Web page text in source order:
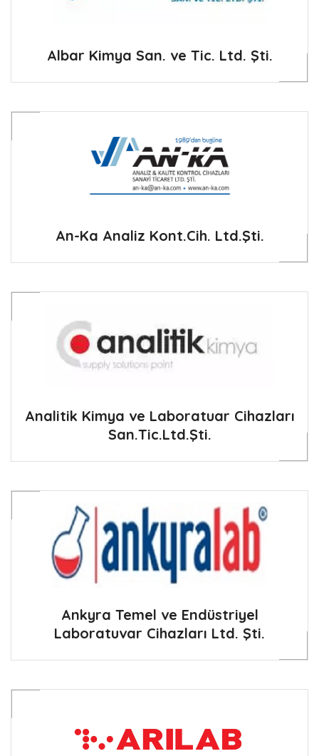
Albar Kimya San. ve Tic. Ltd. Şti.
An-Ka Analiz Kont.Cih. Ltd.Şti.
Analitik Kimya ve Laboratuar Cihazları
San.Tic.Ltd.Şti.
Ankyra Temel ve Endüstriyel
Laboratuvar Cihazları Ltd. Şti.